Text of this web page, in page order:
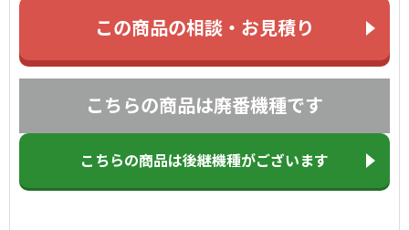
この商品の相談・お見積り
こちらの商品は廃番機種です
こちらの商品は後継機種がございます